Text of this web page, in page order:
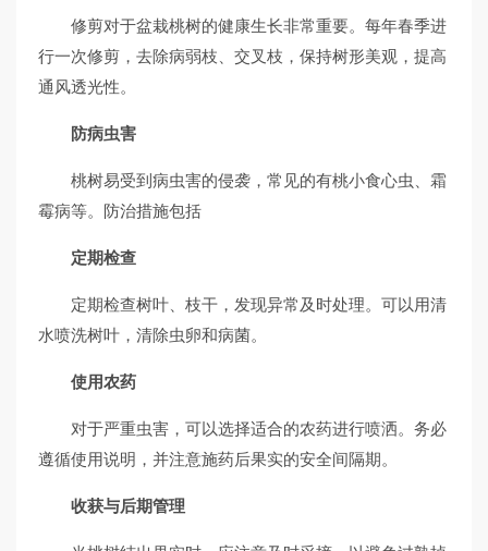
修剪对于盆栽桃树的健康生长非常重要。每年春季进
行一次修剪，去除病弱枝、交叉枝，保持树形美观，提高
通风透光性。
防病虫害
桃树易受到病虫害的侵袭，常见的有桃小食心虫、霜
霉病等。防治措施包括
定期检查
定期检查树叶、枝干，发现异常及时处理。可以用清
水喷洗树叶，清除虫卵和病菌。
使用农药
对于严重虫害，可以选择适合的农药进行喷洒。务必
遵循使用说明，并注意施药后果实的安全间隔期。
收获与后期管理